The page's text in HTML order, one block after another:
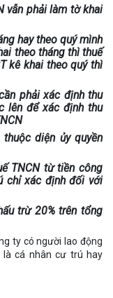
vẫn phải làm tờ khai
hay theo quý mình
theo tháng thì thuế
kê khai theo quý thì
phải xác định thu
lên để xác định thu
diện ủy quyền
TNCN từ tiền công
chỉ xác định đối với
trừ 20% trên tổng
ty có người lao động
là cá nhân cư trú hay